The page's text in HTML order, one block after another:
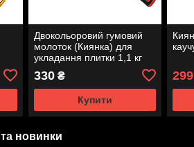
Двокольоровий гумовий
молоток (Киянка) для
укладання плитки 1,1 кг
330₴
Купити
299
та новинки